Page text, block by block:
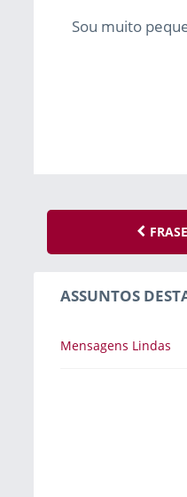
Sou muito
ASSUNTOS
Mensagens Lindas